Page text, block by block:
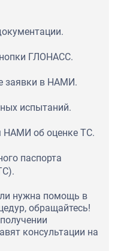
ГЛОНАСС.
заявки в НАМИ.
испытаний.
НАМИ об оценке ТС.
паспорта
нужна помощь в
обращайтесь!
консультации на